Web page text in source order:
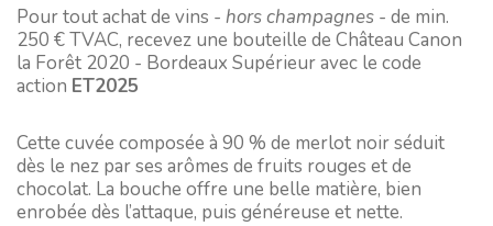
Pour tout achat de vins - hors champagnes - de min.
250 € TVAC, recevez une bouteille de Château Canon
la Forêt 2020 - Bordeaux Supérieur avec le code
action ET2025
Cette cuvée composée à 90 % de merlot noir séduit
dès le nez par ses arômes de fruits rouges et de
chocolat. La bouche offre une belle matière, bien
enrobée dès l’attaque, puis généreuse et nette.